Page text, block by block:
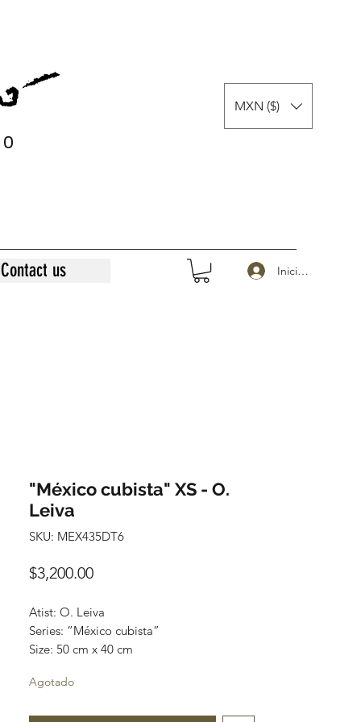
0
MXN ($)
Contact us Iniciar sesión
"México cubista" XS - O.
Leiva
SKU: MEX435DT6
$3,200.00Precio
Atist: O. Leiva
Series: “México cubista”
Size: 50 cm x 40 cm
Price: $3,200 MXN
Agotado